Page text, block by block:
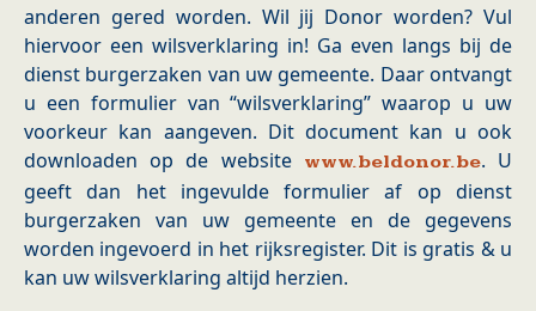
anderen gered worden. Wil jij Donor worden? Vul
hiervoor een wilsverklaring in! Ga even langs bij de
dienst burgerzaken van uw gemeente. Daar ontvangt
u een formulier van “wilsverklaring” waarop u uw
voorkeur kan aangeven. Dit document kan u ook
downloaden op de website www.beldonor.be. U
geeft dan het ingevulde formulier af op dienst
burgerzaken van uw gemeente en de gegevens
worden ingevoerd in het rijksregister. Dit is gratis & u
kan uw wilsverklaring altijd herzien.